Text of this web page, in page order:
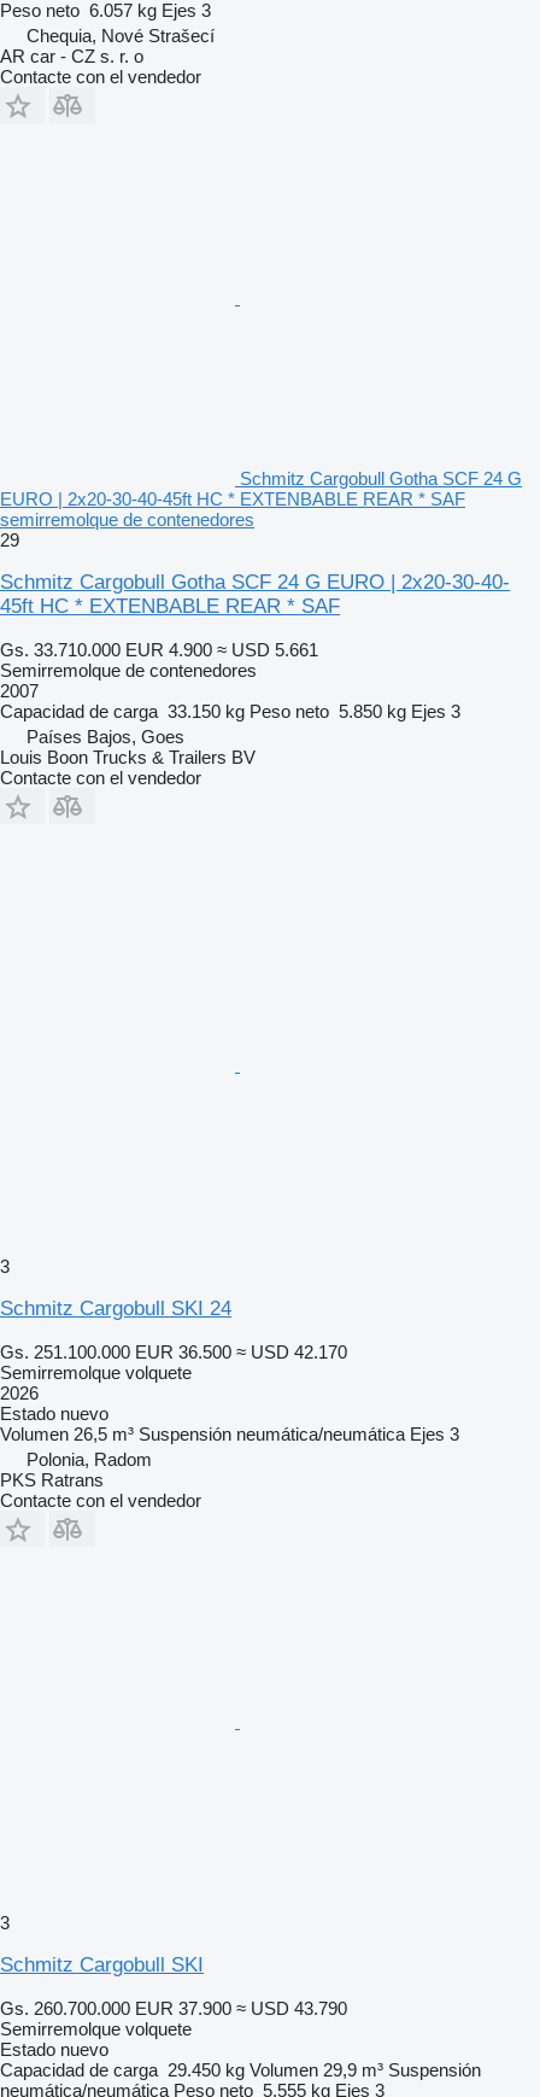
Peso neto 6.057 kg Ejes 3
Chequia, Nové Strašecí
AR car - CZ s. r. o
Contacte con el vendedor
Schmitz Cargobull Gotha SCF 24 G
EURO | 2x20-30-40-45ft HC * EXTENBABLE REAR * SAF
semirremolque de contenedores
29
Schmitz Cargobull Gotha SCF 24 G EURO | 2x20-30-40-
45ft HC * EXTENBABLE REAR * SAF
Gs. 33.710.000 EUR 4.900 ≈ USD 5.661
Semirremolque de contenedores
2007
Capacidad de carga 33.150 kg Peso neto 5.850 kg Ejes 3
Países Bajos, Goes
Louis Boon Trucks & Trailers BV
Contacte con el vendedor
3
Schmitz Cargobull SKI 24
Gs. 251.100.000 EUR 36.500 ≈ USD 42.170
Semirremolque volquete
2026
Estado nuevo
Volumen 26,5 m³ Suspensión neumática/neumática Ejes 3
Polonia, Radom
PKS Ratrans
Contacte con el vendedor
3
Schmitz Cargobull SKI
Gs. 260.700.000 EUR 37.900 ≈ USD 43.790
Semirremolque volquete
Estado nuevo
Capacidad de carga 29.450 kg Volumen 29,9 m³ Suspensión
neumática/neumática Peso neto 5.555 kg Ejes 3